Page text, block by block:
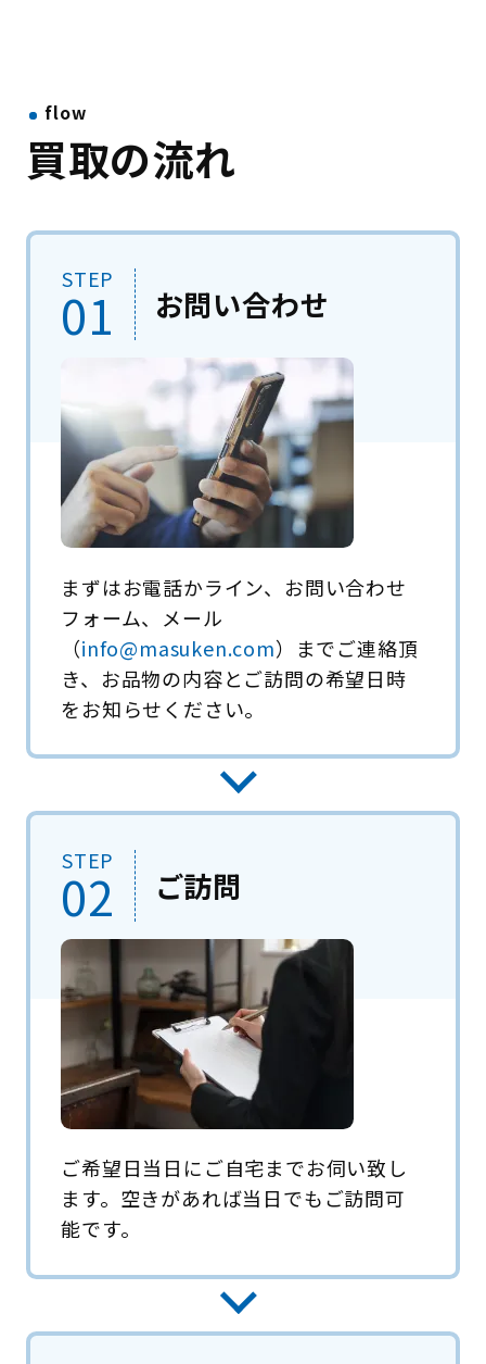
flow
買取の流れ
STEP
01 お問い合わせ
まずはお電話かライン、お問い合わせ
フォーム、メール
（info@masuken.com）までご連絡頂
き、お品物の内容とご訪問の希望日時
をお知らせください。
STEP
02 ご訪問
ご希望日当日にご自宅までお伺い致し
ます。空きがあれば当日でもご訪問可
能です。